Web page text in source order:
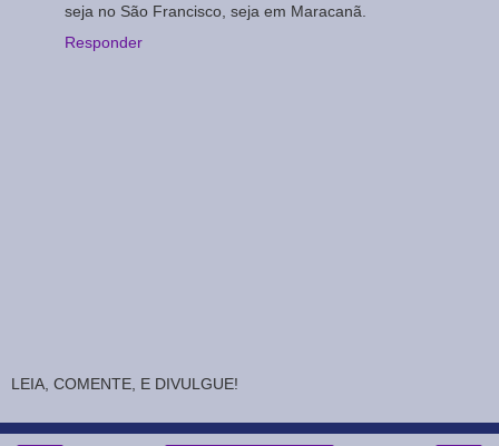
seja no São Francisco, seja em Maracanã.
Responder
LEIA, COMENTE, E DIVULGUE!